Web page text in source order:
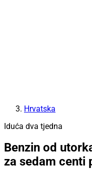
Hrvatska
Iduća dva tjedna
Benzin od
za sedam centi